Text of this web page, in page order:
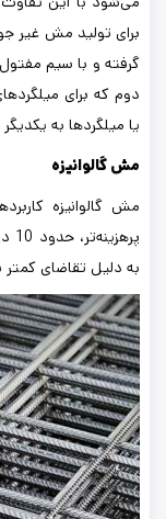
برای تولید مش غیر
گرفته و با سیم
دوم که برای
یا میلگردها به
مش گالوانیزه
مش گالوانیزه
به دلیل تقاضای